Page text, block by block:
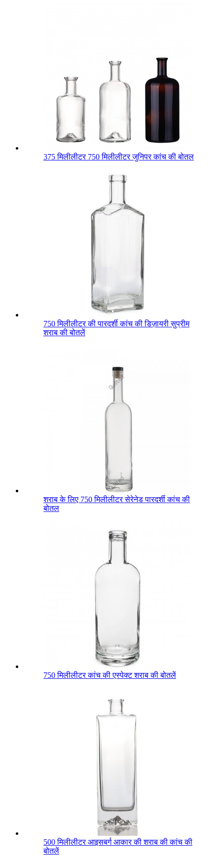
375 मिलीलीटर 750 मिलीलीटर जुनिपर कांच की बोतल
750 मिलीलीटर की पारदर्शी कांच की डिज़ायरी सुप्रीम
शराब की बोतलें
शराब के लिए 750 मिलीलीटर सेरेनेड पारदर्शी कांच की
बोतल
750 मिलीलीटर कांच की एस्पेक्ट शराब की बोतलें
500 मिलीलीटर आइसबर्ग आकार की शराब की कांच की
बोतलें